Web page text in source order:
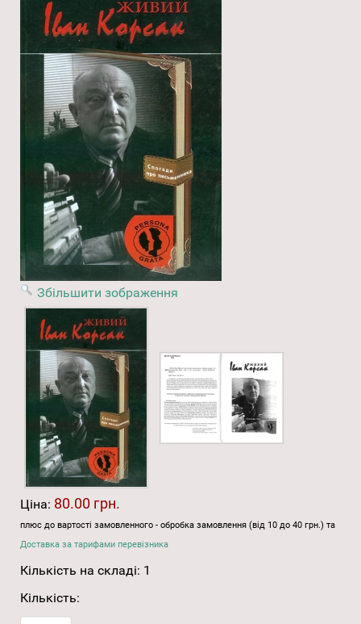
Збільшити зображення
Ціна: 80.00 грн.
плюс до вартості замовленного - обробка замовлення (від 10 до 40 грн.) та
Доставка за тарифами перевізника
Кількість на складі: 1
Кількість: